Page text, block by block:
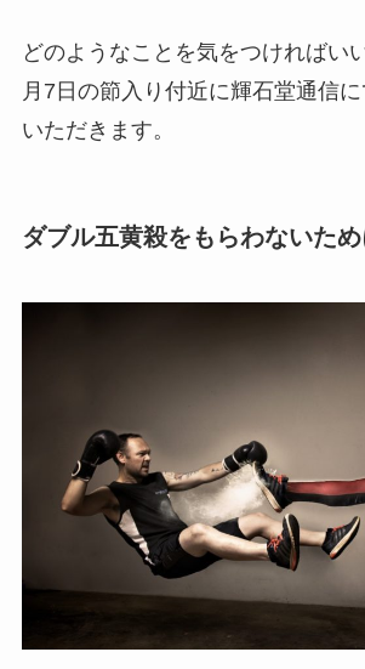
どのようなことを気をつければい
月7日の節入り付近に輝石堂通信
いただきます。
ダブル五黄殺をもらわないた